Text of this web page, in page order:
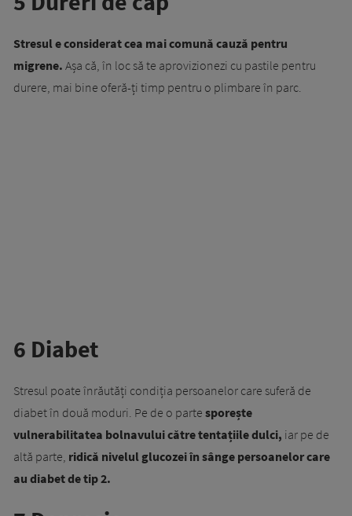
Stresul e considerat cea mai comună cauză pentru
migrene. Așa că, în loc să te aprovizionezi cu pastile pentru
durere, mai bine oferă-ți timp pentru o plimbare în parc.
6 Diabet
Stresul poate înrăutăți condiția persoanelor care suferă de
diabet în două moduri. Pe de o parte sporește
vulnerabilitatea bolnavului către tentațiile dulci, iar pe de
altă parte, ridică nivelul glucozei în sânge persoanelor care
au diabet de tip 2.